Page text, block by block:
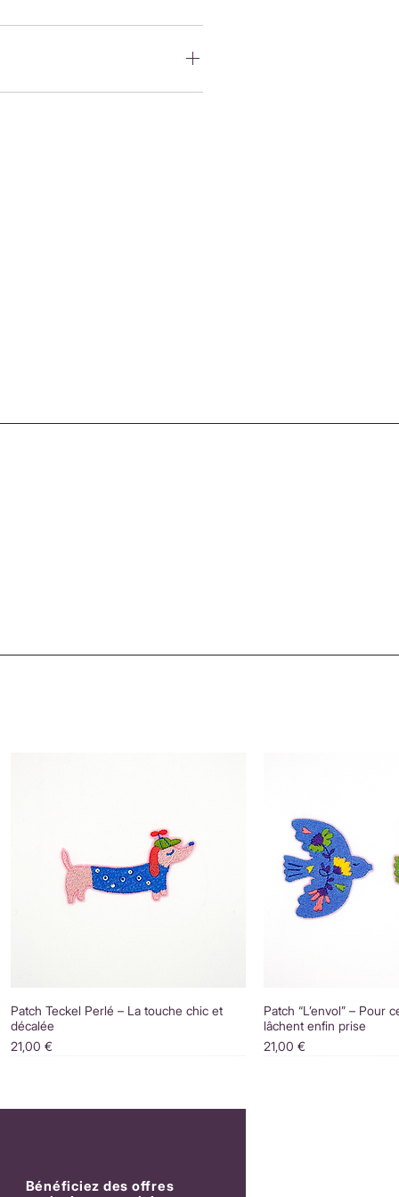
et affichés au
la créatrice Petit Poirier
Patch Teckel Perlé – La touche chic et
décalée
Prix
21,00 €
Patch “L’envol” – Pour
lâchent enfin prise
Prix
21,00 €
Bénéficiez des offres